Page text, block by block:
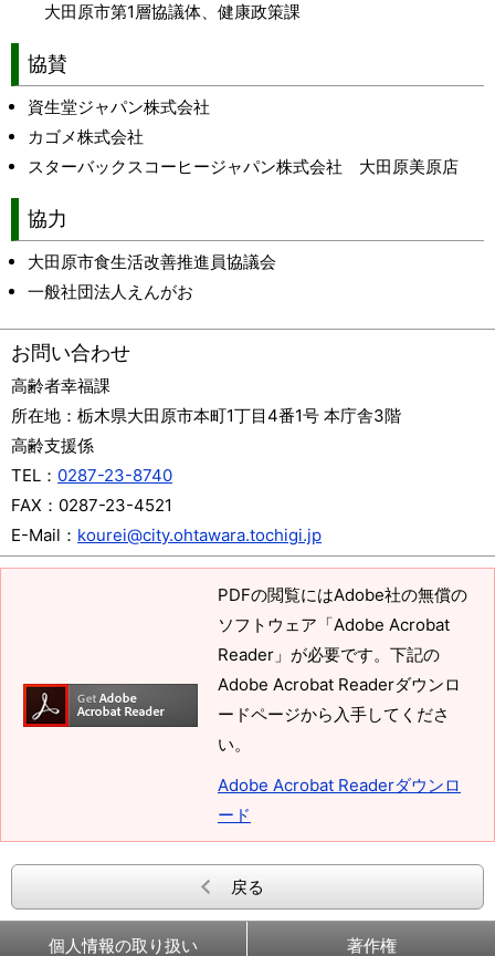
大田原市第1層協議体、健康政策課
協賛
資生堂ジャパン株式会社
カゴメ株式会社
スターバックスコーヒージャパン株式会社 大田原美原店
協力
大田原市食生活改善推進員協議会
一般社団法人えんがお
お問い合わせ
高齢者幸福課
所在地： 栃木県大田原市本町1丁目4番1号 本庁舎3階
高齢支援係
TEL： 0287-23-8740
FAX： 0287-23-4521
E-Mail： kourei@city.ohtawara.tochigi.jp
PDFの閲覧にはAdobe社の無償の
ソフトウェア「Adobe Acrobat
Reader」が必要です。下記の
Adobe Acrobat Readerダウンロ
ードページから入手してくださ
い。
Adobe Acrobat Readerダウンロ
ード
戻る
個人情報の取り扱い 著作権